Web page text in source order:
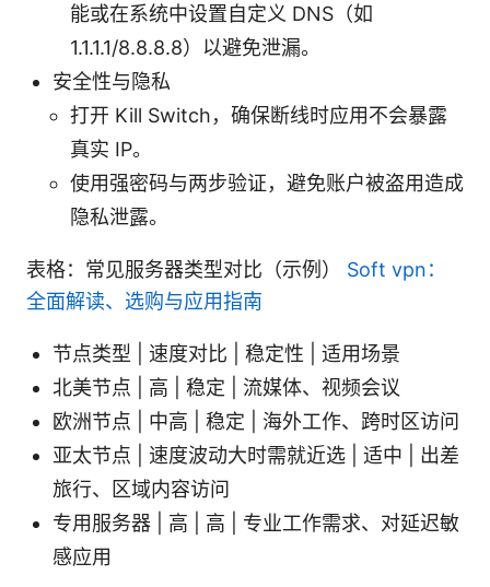
能或在系统中设置自定义 DNS（如
1.1.1.1/8.8.8.8）以避免泄漏。
安全性与隐私
打开 Kill Switch，确保断线时应用不会暴露
真实 IP。
使用强密码与两步验证，避免账户被盗用造成
隐私泄露。
表格：常见服务器类型对比（示例） Soft vpn：
全面解读、选购与应用指南
节点类型 | 速度对比 | 稳定性 | 适用场景
北美节点 | 高 | 稳定 | 流媒体、视频会议
欧洲节点 | 中高 | 稳定 | 海外工作、跨时区访问
亚太节点 | 速度波动大时需就近选 | 适中 | 出差
旅行、区域内容访问
专用服务器 | 高 | 高 | 专业工作需求、对延迟敏
感应用